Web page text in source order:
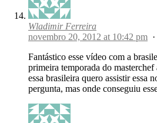
Wladimir Ferreira
novembro 20, 2012 at 10:42 pm ·
Fantástico esse vídeo com a
primeira temporada do
essa brasileira quero assistir essa
pergunta, mas onde conseguiu